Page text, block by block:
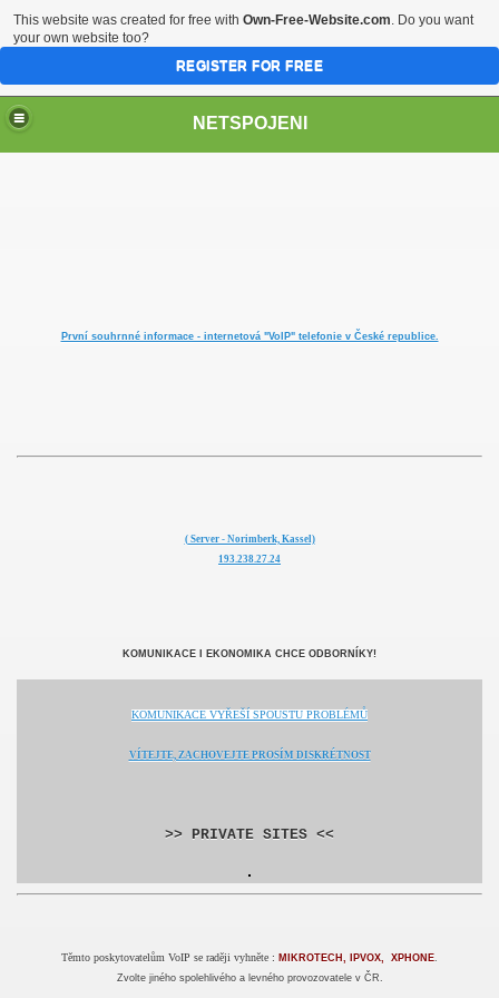
NETSPOJENI
První souhrnné informace - internetová "VoIP" telefonie v České republice.
(Server - Norimberk, Kassel)
193.238.27.24
KOMUNIKACE I EKONOMIKA CHCE ODBORNÍKY!
KOMUNIKACE VYŘEŠÍ SPOUSTU PROBLÉMŮ
VÍTEJTE, ZACHOVEJTE PROSÍM DISKRÉTNOST
>> PRIVATE SITES <<
Těmto poskytovatelům VoIP se raději vyhněte : MIKROTECH, IPVOX, XPHONE.
Zvolte jiného spolehlivého a levného provozovatele v ČR.
This website was created for free with Own-Free-Website.com. Do you want
your own website too?
REGISTER FOR FREE